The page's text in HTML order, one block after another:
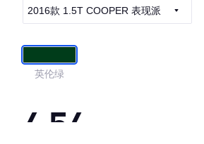
2016款 1.5T COOPER 表现派
英伦绿
4.54